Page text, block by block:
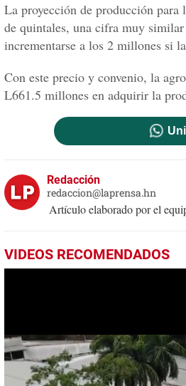
La proyección de producción para
de quintales, una cifra muy
incrementarse a los 2 millones si
Con este precio y convenio, la
L661.5 millones en adquirir la
Redacción
redaccion@laprensa.hn
Artículo elaborado por el
VIDEOS RECOMENDADOS